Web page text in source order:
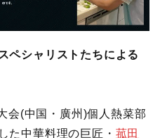
ペシャリストたちによる
会(中国・廣州)個人熱菜部
た中華料理の巨匠・ 菰田